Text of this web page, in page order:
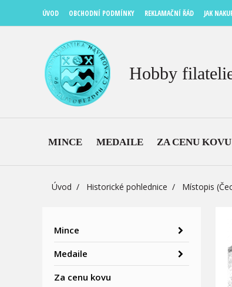
ÚVOD OBCHODNÍ PODMÍNKY REKLAMAČNÍ ŘÁD JAK
Hobby
MINCE MEDAILE ZA CENU KOVU
Úvod Historické pohlednice Místopis
Mince
Medaile
Za cenu kovu